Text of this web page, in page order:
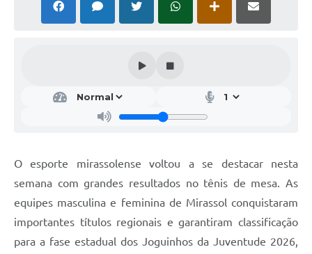
O esporte mirassolense voltou a se destacar nesta
semana com grandes resultados no tênis de mesa. As
equipes masculina e feminina de Mirassol conquistaram
importantes títulos regionais e garantiram classificação
para a fase estadual dos Joguinhos da Juventude 2026,